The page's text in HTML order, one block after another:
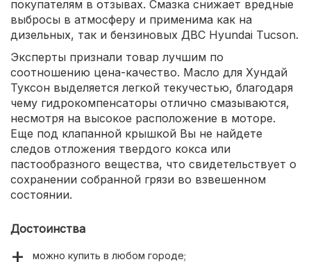
покупателям в отзывах. Смазка снижает вредные
выбросы в атмосферу и применима как на
дизельных, так и бензиновых ДВС Hyundai Tucson.
Эксперты признали товар лучшим по
соотношению цена-качество. Масло для Хундай
Туксон выделяется легкой текучестью, благодаря
чему гидрокомпенсаторы отлично смазываются,
несмотря на высокое расположение в моторе.
Еще под клапанной крышкой Вы не найдете
следов отложения твердого кокса или
пастообразного вещества, что свидетельствует о
сохранении собранной грязи во взвешенном
состоянии.
Достоинства
можно купить в любом городе;